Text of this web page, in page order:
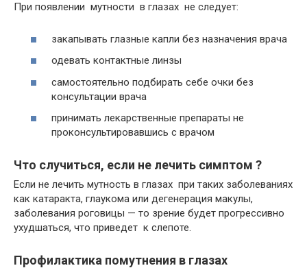
При появлении мутности в глазах не следует:
закапывать глазные капли без назначения врача
одевать контактные линзы
самостоятельно подбирать себе очки без
консультации врача
принимать лекарственные препараты не
проконсультировавшись с врачом
Что случиться, если не лечить симптом ?
Если не лечить мутность в глазах при таких заболеваниях
как катаракта, глаукома или дегенерация макулы,
заболевания роговицы — то зрение будет прогрессивно
ухудшаться, что приведет к слепоте.
Профилактика помутнения в глазах